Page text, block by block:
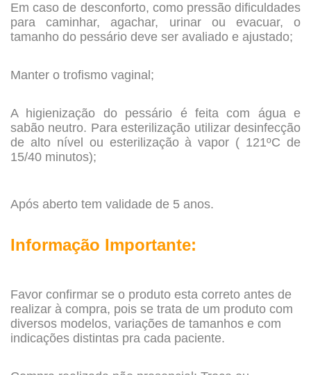
Em caso de desconforto, como pressão dificuldades
para caminhar, agachar, urinar ou evacuar, o
tamanho do pessário deve ser avaliado e ajustado;
Manter o trofismo vaginal;
A higienização do pessário é feita com água e
sabão neutro. Para esterilização utilizar desinfecção
de alto nível ou esterilização à vapor ( 121ºC de
15/40 minutos);
Após aberto tem validade de 5 anos.
Informação Importante:
Favor confirmar se o produto esta correto antes de
realizar à compra, pois se trata de um produto com
diversos modelos, variações de tamanhos e com
indicações distintas pra cada paciente.